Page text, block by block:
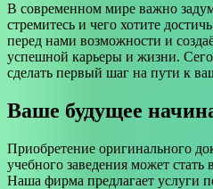
В современном мире важно
стремитесь и чего хотите
перед нами возможности и
успешной карьеры и жизни.
сделать первый шаг на пути к
Ваше будущее
Приобретение оригинального
учебного заведения может
Наша фирма предлагает услуги